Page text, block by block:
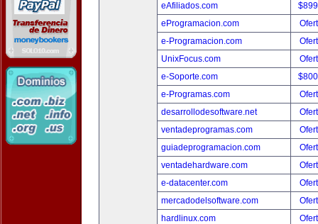
eAfiliados.com
eProgramacion.com
e-Programacion.com
UnixFocus.com
e-Soporte.com
e-Programas.com
desarrollodesoftware.net
ventadeprogramas.com
guiadeprogramacion.com
ventadehardware.com
e-datacenter.com
mercadodelsoftware.com
hardlinux.com